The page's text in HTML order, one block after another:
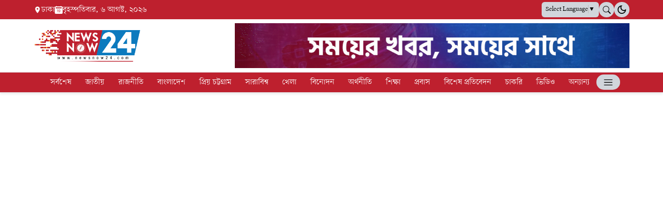
ঢাকা বৃহস্পতিবার, ৬ আগস্ট, ২০২৬ Select Language▼
সর্বশেষ জাতীয় রাজনীতি বাংলাদেশ প্রিয় চট্টগ্রাম সারাবিশ্ব খেলা বিনোদন অর্থনীতি শিক্ষা প্রবাস বিশেষ প্রতিবেদন চাকরি ভিডিও অন্যান্য